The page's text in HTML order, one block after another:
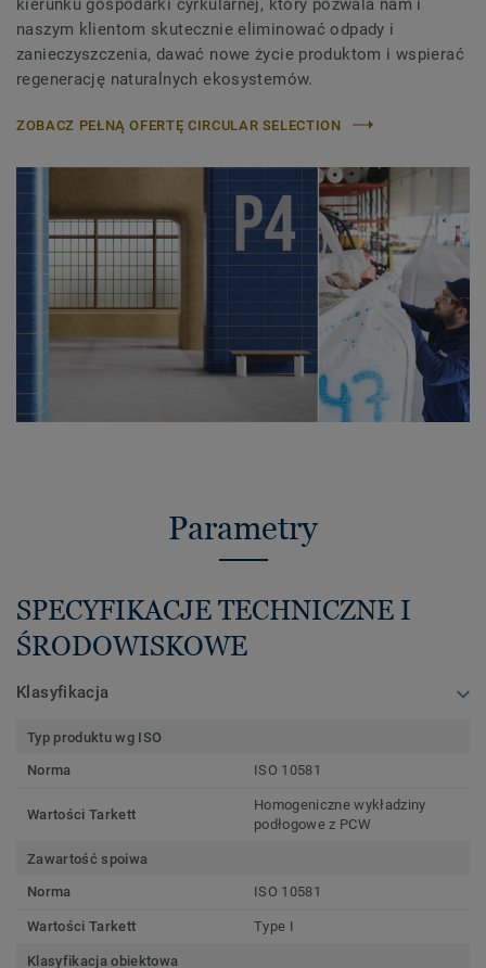
kierunku gospodarki cyrkularnej, który pozwala nam i
naszym klientom skutecznie eliminować odpady i
zanieczyszczenia, dawać nowe życie produktom i wspierać
regenerację naturalnych ekosystemów.
ZOBACZ PEŁNĄ OFERTĘ CIRCULAR SELECTION
Parametry
SPECYFIKACJE TECHNICZNE I
ŚRODOWISKOWE
Klasyfikacja
Typ produktu wg ISO
Norma
ISO 10581
Wartości Tarkett
Homogeniczne wykładziny
podłogowe z PCW
Zawartość spoiwa
Norma
ISO 10581
Wartości Tarkett Type I
Klasyfikacja obiektowa